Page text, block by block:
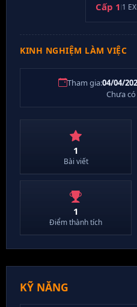
Cấp 1 1
KINH NGHIỆM LÀM VIỆC
Tham gia:04/04/
Chưa
1
Bài viết
1
Điểm thành tích
KỸ NĂNG